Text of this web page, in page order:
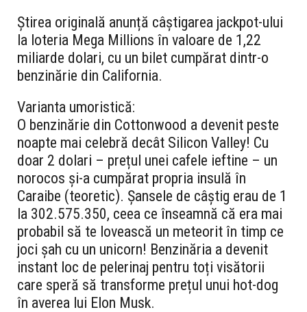
Știrea originală anunță câștigarea jackpot-ului
la loteria Mega Millions în valoare de 1,22
miliarde dolari, cu un bilet cumpărat dintr-o
benzinărie din California.
Varianta umoristică:
O benzinărie din Cottonwood a devenit peste
noapte mai celebră decât Silicon Valley! Cu
doar 2 dolari – prețul unei cafele ieftine – un
norocos și-a cumpărat propria insulă în
Caraibe (teoretic). Șansele de câștig erau de 1
la 302.575.350, ceea ce înseamnă că era mai
probabil să te lovească un meteorit în timp ce
joci șah cu un unicorn! Benzinăria a devenit
instant loc de pelerinaj pentru toți visătorii
care speră să transforme prețul unui hot-dog
în averea lui Elon Musk.